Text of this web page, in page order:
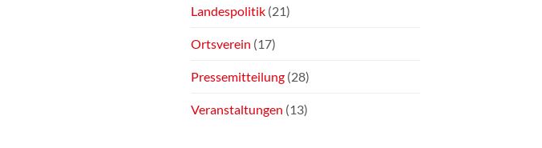
Landespolitik (21)
Ortsverein (17)
Pressemitteilung (28)
Veranstaltungen (13)